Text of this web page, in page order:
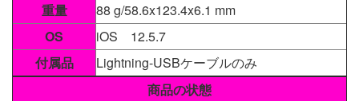
重量
88 g/58.6x123.4x6.1 mm
OS
iOS 12.5.7
付属品
Lightning-USBケーブルのみ
商品の状態